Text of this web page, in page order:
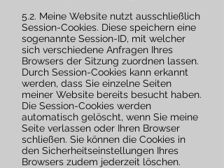
5.2. Meine Website nutzt ausschließlich
Session-Cookies. Diese speichern eine
sogenannte Session-ID, mit welcher
sich verschiedene Anfragen Ihres
Browsers der Sitzung zuordnen lassen.
Durch Session-Cookies kann erkannt
werden, dass Sie einzelne Seiten
meiner Website bereits besucht haben.
Die Session-Cookies werden
automatisch gelöscht, wenn Sie meine
Seite verlassen oder Ihren Browser
schließen. Sie können die Cookies in
den Sicherheitseinstellungen Ihres
Browsers zudem jederzeit löschen.